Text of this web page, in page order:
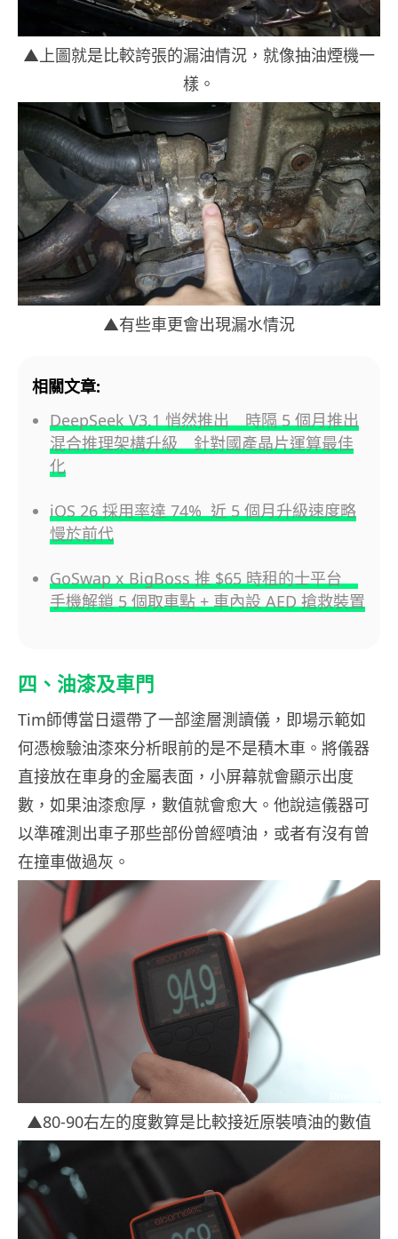
▲上圖就是比較誇張的漏油情況，就像抽油煙機一
樣。
▲有些車更會出現漏水情況
相關文章:
DeepSeek V3.1 悄然推出 時隔 5 個月推出
混合推理架構升級 針對國產晶片運算最佳
化
iOS 26 採用率達 74% 近 5 個月升級速度略
慢於前代
GoSwap x BigBoss 推 $65 時租的士平台
手機解鎖 5 個取車點 + 車內設 AED 搶救裝置
四、油漆及車門
Tim師傅當日還帶了一部塗層測讀儀，即場示範如
何憑檢驗油漆來分析眼前的是不是積木車。將儀器
直接放在車身的金屬表面，小屏幕就會顯示出度
數，如果油漆愈厚，數值就會愈大。他說這儀器可
以準確測出車子那些部份曾經噴油，或者有沒有曾
在撞車做過灰。
▲80-90右左的度數算是比較接近原裝噴油的數值